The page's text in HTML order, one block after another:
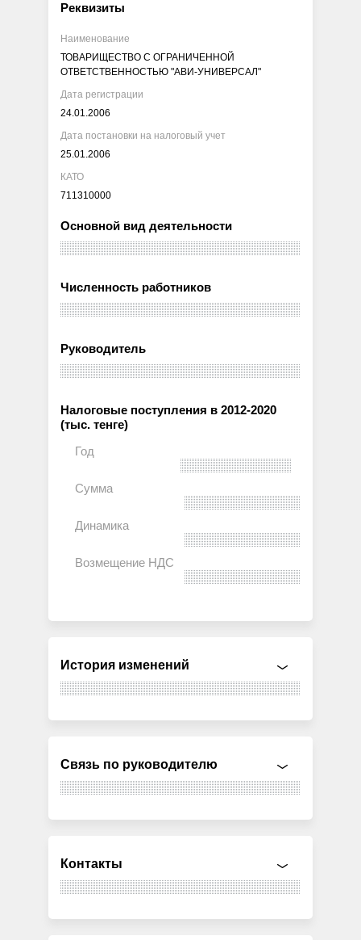
Реквизиты
Наименование
ТОВАРИЩЕСТВО С ОГРАНИЧЕННОЙ
ОТВЕТСТВЕННОСТЬЮ "АВИ-УНИВЕРСАЛ"
Дата регистрации
24.01.2006
Дата постановки на налоговый учет
25.01.2006
КАТО
711310000
Основной вид деятельности
Численность работников
Руководитель
Налоговые поступления в 2012-2020
(тыс. тенге)
История изменений
Связь по руководителю
Контакты